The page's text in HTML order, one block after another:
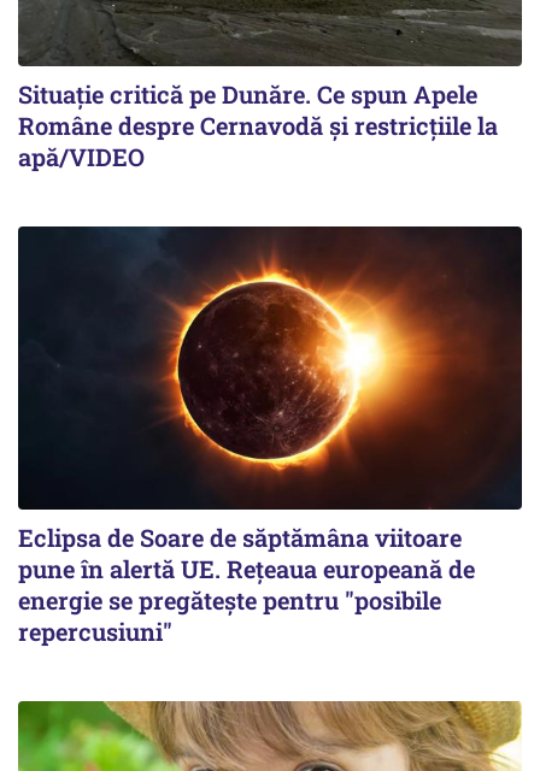
Situație critică pe Dunăre. Ce spun Apele
Române despre Cernavodă și restricțiile la
apă/VIDEO
Eclipsa de Soare de săptămâna viitoare
pune în alertă UE. Rețeaua europeană de
energie se pregătește pentru "posibile
repercusiuni"